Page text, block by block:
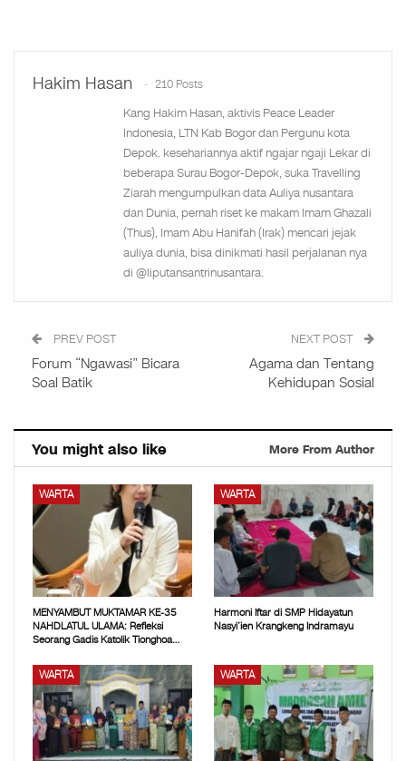
Hakim Hasan 210 Posts
Kang Hakim Hasan, aktivis Peace Leader
Indonesia, LTN Kab Bogor dan Pergunu kota
Depok. kesehariannya aktif ngajar ngaji Lekar di
beberapa Surau Bogor-Depok, suka Travelling
Ziarah mengumpulkan data Auliya nusantara
dan Dunia, pernah riset ke makam Imam Ghazali
(Thus), Imam Abu Hanifah (Irak) mencari jejak
auliya dunia, bisa dinikmati hasil perjalanan nya
di @liputansantrinusantara.
PREV POST
Forum “Ngawasi” Bicara
Soal Batik
NEXT POST
Agama dan Tentang
Kehidupan Sosial
You might also like More From Author
WARTA
MENYAMBUT MUKTAMAR KE-35
NAHDLATUL ULAMA: Refleksi
Seorang Gadis Katolik Tionghoa…
WARTA
Harmoni Iftar di SMP Hidayatun
Nasyi’ien Krangkeng Indramayu
WARTA WARTA